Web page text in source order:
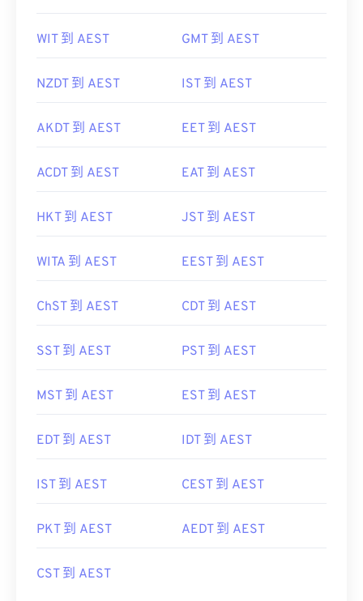
WIT 到 AEST GMT 到 AEST
NZDT 到 AEST IST 到 AEST
AKDT 到 AEST EET 到 AEST
ACDT 到 AEST EAT 到 AEST
HKT 到 AEST JST 到 AEST
WITA 到 AEST EEST 到 AEST
ChST 到 AEST CDT 到 AEST
SST 到 AEST PST 到 AEST
MST 到 AEST EST 到 AEST
EDT 到 AEST IDT 到 AEST
IST 到 AEST CEST 到 AEST
PKT 到 AEST AEDT 到 AEST
CST 到 AEST